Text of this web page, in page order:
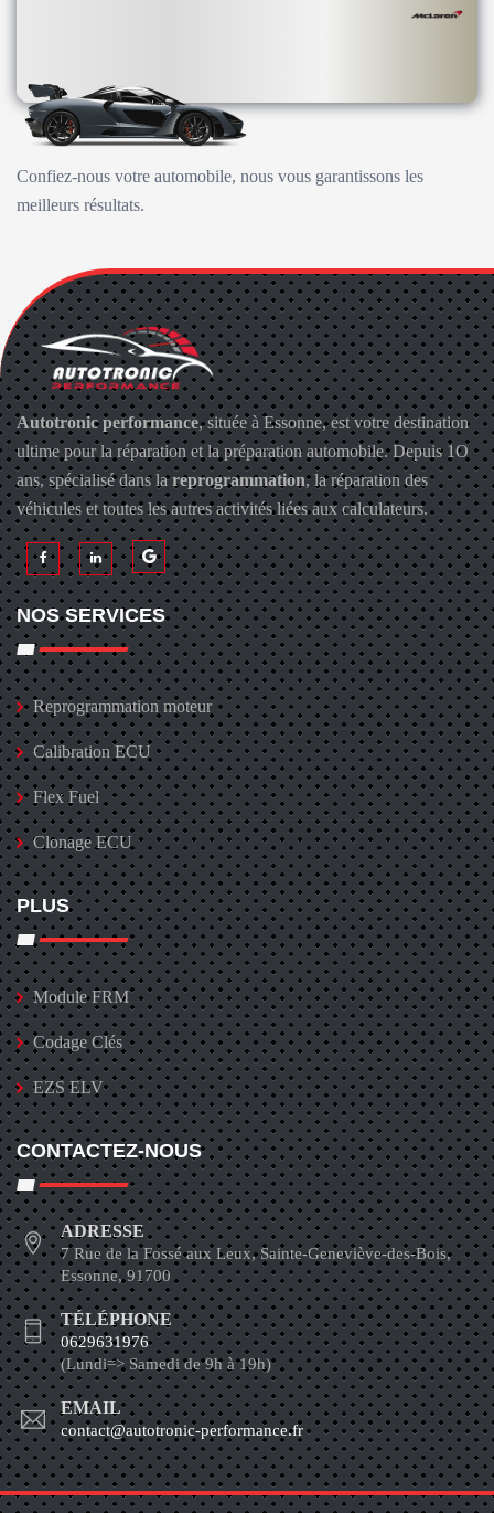
Confiez-nous votre automobile, nous vous garantissons les
meilleurs résultats.
Autotronic performance, située à Essonne, est votre destination
ultime pour la réparation et la préparation automobile. Depuis 1O
ans, spécialisé dans lareprogrammation, la réparation des
véhicules et toutes les autres activités liées aux calculateurs.
NOS SERVICES
Reprogrammation moteur
Calibration ECU
Flex Fuel
Clonage ECU
PLUS
Module FRM
Codage Clés
EZS ELV
CONTACTEZ-NOUS
ADRESSE
7 Rue de la Fossé aux Leux, Sainte-Geneviève-des-Bois,
Essonne, 91700
TÉLÉPHONE
0629631976
(Lundi=> Samedi de 9h à 19h)
EMAIL
contact@autotronic-performance.fr